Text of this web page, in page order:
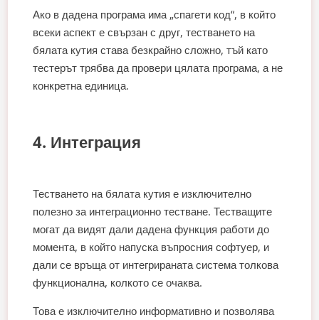
Ако в дадена програма има „спагети код“, в който
всеки аспект е свързан с друг, тестването на
бялата кутия става безкрайно сложно, тъй като
тестерът трябва да провери цялата програма, а не
конкретна единица.
4. Интеграция
Тестването на бялата кутия е изключително
полезно за интеграционно тестване. Тестващите
могат да видят дали дадена функция работи до
момента, в който напуска въпросния софтуер, и
дали се връща от интегрираната система толкова
функционална, колкото се очаква.
Това е изключително информативно и позволява